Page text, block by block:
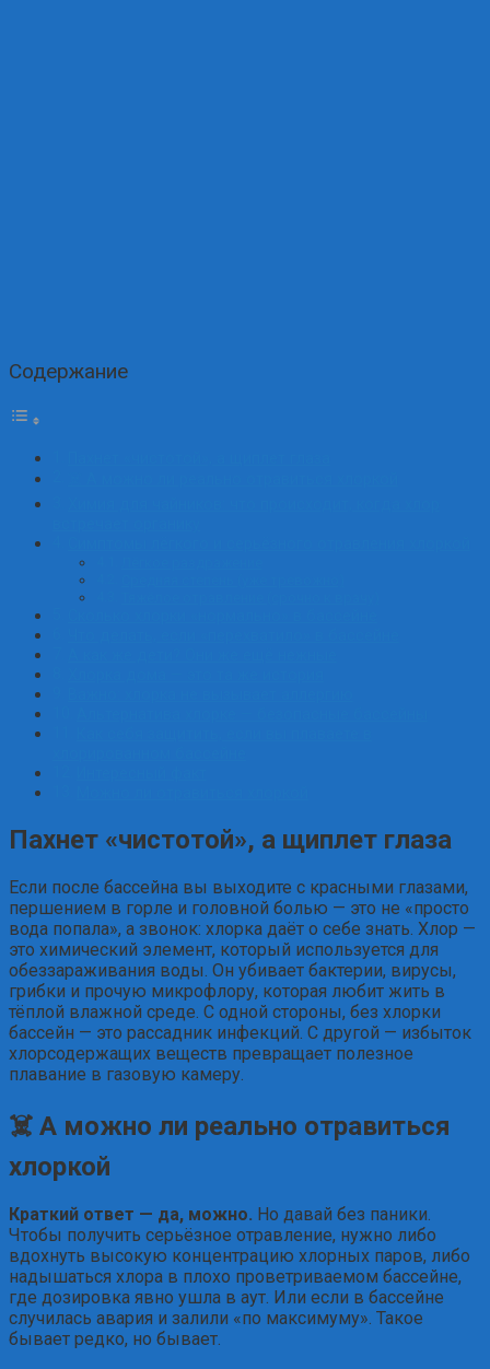
Содержание
Пахнет «чистотой», а щиплет глаза
Если после бассейна вы выходите с красными глазами,
першением в горле и головной болью — это не «просто
вода попала», а звонок: хлорка даёт о себе знать. Хлор —
это химический элемент, который используется для
обеззараживания воды. Он убивает бактерии, вирусы,
грибки и прочую микрофлору, которая любит жить в
тёплой влажной среде. С одной стороны, без хлорки
бассейн — это рассадник инфекций. С другой — избыток
хлорсодержащих веществ превращает полезное
плавание в газовую камеру.
☠️ А можно ли реально отравиться
хлоркой
Краткий ответ — да, можно. Но давай без паники.
Чтобы получить серьёзное отравление, нужно либо
вдохнуть высокую концентрацию хлорных паров, либо
надышаться хлора в плохо проветриваемом бассейне,
где дозировка явно ушла в аут. Или если в бассейне
случилась авария и залили «по максимуму». Такое
бывает редко, но бывает.